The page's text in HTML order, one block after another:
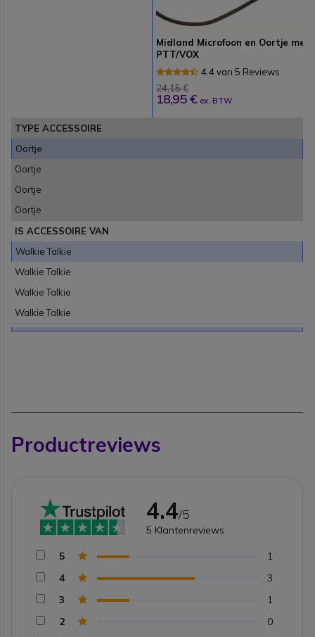
Midland Microfoon en Oortje met
PTT/VOX
4.4 van 5 Reviews
24,15 €
18,95 € ex. BTW
TYPE ACCESSOIRE
Oortje
Oortje
Oortje
Oortje
IS ACCESSOIRE VAN
Walkie Talkie
Walkie Talkie
Walkie Talkie
Walkie Talkie
Productreviews
4.4/5
5 Klantenreviews
5
1
4
3
3
1
2
0